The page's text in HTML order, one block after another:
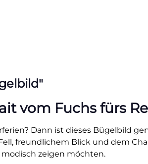
vom Fuchs fürs
Dann ist dieses Bügelbild
freundlichem Blick und dem
zeigen möchten.